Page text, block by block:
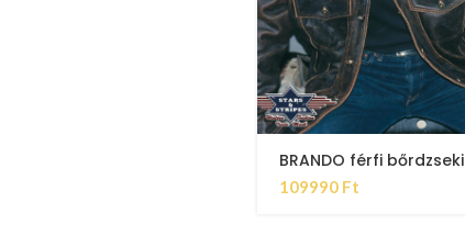
BRANDO férfi bőrdzseki
109990 Ft